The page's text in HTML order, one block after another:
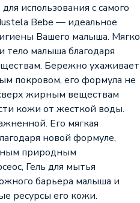
использования с самого
Bebe — идеальное
Вашего малыша. Мягко
тело малыша благодаря
Бережно ухаживает
покровом, его формула не
жирным веществам
кожи от жесткой воды.
Его мягкая
новой формуле,
природным
Гель для мытья
барьера малыша и
ресурсы его кожи.